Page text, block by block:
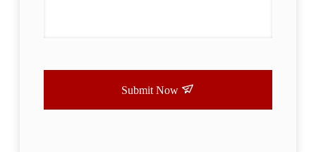
Submit Now